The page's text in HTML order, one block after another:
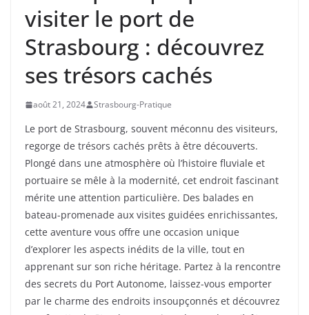
visiter le port de
Strasbourg : découvrez
ses trésors cachés
août 21, 2024 Strasbourg-Pratique
Le port de Strasbourg, souvent méconnu des visiteurs,
regorge de trésors cachés prêts à être découverts.
Plongé dans une atmosphère où l’histoire fluviale et
portuaire se mêle à la modernité, cet endroit fascinant
mérite une attention particulière. Des balades en
bateau-promenade aux visites guidées enrichissantes,
cette aventure vous offre une occasion unique
d’explorer les aspects inédits de la ville, tout en
apprenant sur son riche héritage. Partez à la rencontre
des secrets du Port Autonome, laissez-vous emporter
par le charme des endroits insoupçonnés et découvrez